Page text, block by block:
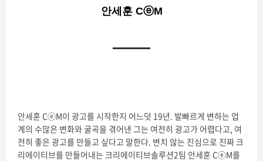
안세훈 CⓔM
안세훈 CⓔM이 광고를 시작한지 어느덧 19년. 발빠르게 변하는 업
계의 수많은 변화와 굴곡을 겪어낸 그는 여전히 광고가 어렵다고, 여
전히 좋은 광고를 만들고 싶다고 말한다. 변치 않는 진심으로 진짜 크
리에이티브를 만들어내는 크리에이티브솔루션2팀 안세훈 CⓔM를